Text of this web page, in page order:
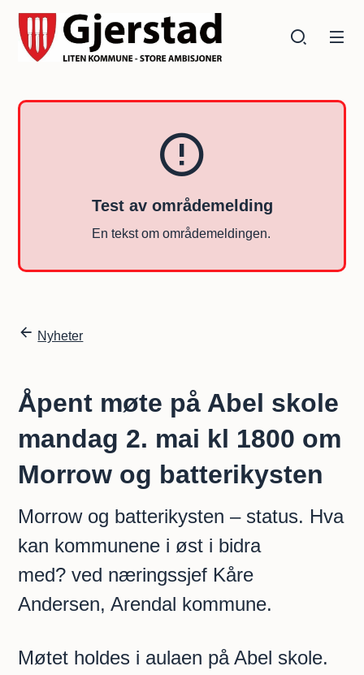
Gjerstad kommune
Test av områdemelding
En tekst om områdemeldingen.
Du er her:
Nyheter
Åpent møte på Abel skole
mandag 2. mai kl 1800 om
Morrow og batterikysten
Morrow og batterikysten – status. Hva
kan kommunene i øst i bidra
med? ved næringssjef Kåre
Andersen, Arendal kommune.
Møtet holdes i aulaen på Abel skole.